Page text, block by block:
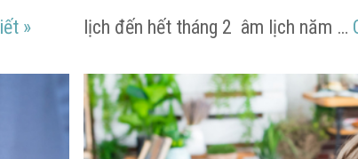
Nhạc dạo đám cưới là gì? Những lưu ý khi
»
lịch đến hết tháng 2 âm lịch năm …